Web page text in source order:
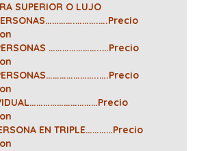
SUPERIOR O LUJO
…………………..…Precio
EN TRIPLE…………Precio